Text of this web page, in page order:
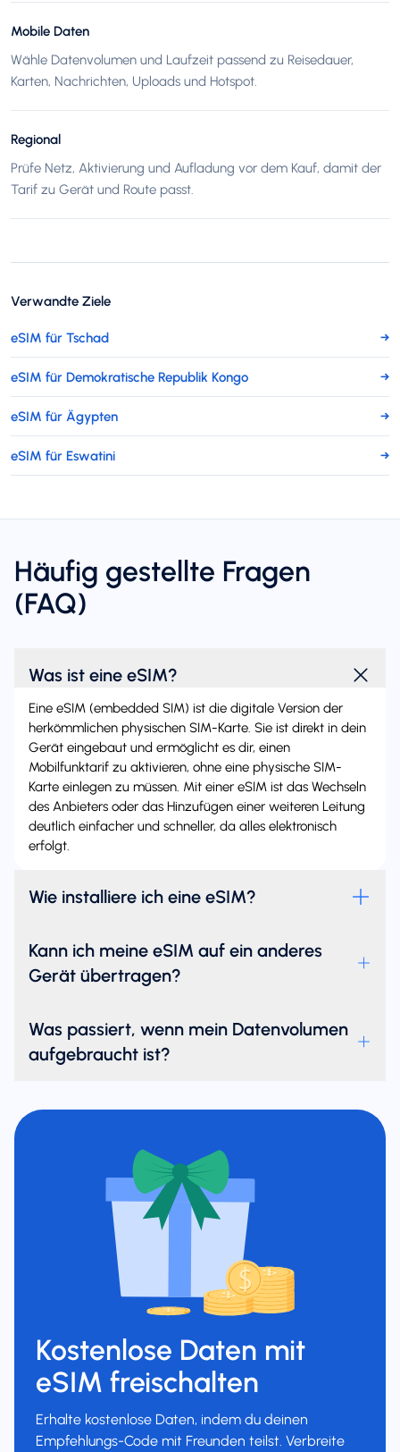
Mobile Daten
Wähle Datenvolumen und Laufzeit passend zu Reisedauer,
Karten, Nachrichten, Uploads und Hotspot.
Regional
Prüfe Netz, Aktivierung und Aufladung vor dem Kauf, damit der
Tarif zu Gerät und Route passt.
Verwandte Ziele
eSIM für Tschad →
eSIM für Demokratische Republik Kongo →
eSIM für Ägypten →
eSIM für Eswatini →
Häufig gestellte Fragen
(FAQ)
Was ist eine eSIM?
Eine eSIM (embedded SIM) ist die digitale Version der
herkömmlichen physischen SIM-Karte. Sie ist direkt in dein
Gerät eingebaut und ermöglicht es dir, einen
Mobilfunktarif zu aktivieren, ohne eine physische SIM-
Karte einlegen zu müssen. Mit einer eSIM ist das Wechseln
des Anbieters oder das Hinzufügen einer weiteren Leitung
deutlich einfacher und schneller, da alles elektronisch
erfolgt.
Wie installiere ich eine eSIM?
Kann ich meine eSIM auf ein anderes
Gerät übertragen?
Was passiert, wenn mein Datenvolumen
aufgebraucht ist?
Kostenlose Daten mit
eSIM freischalten
Erhalte kostenlose Daten, indem du deinen
Empfehlungs-Code mit Freunden teilst. Verbreite